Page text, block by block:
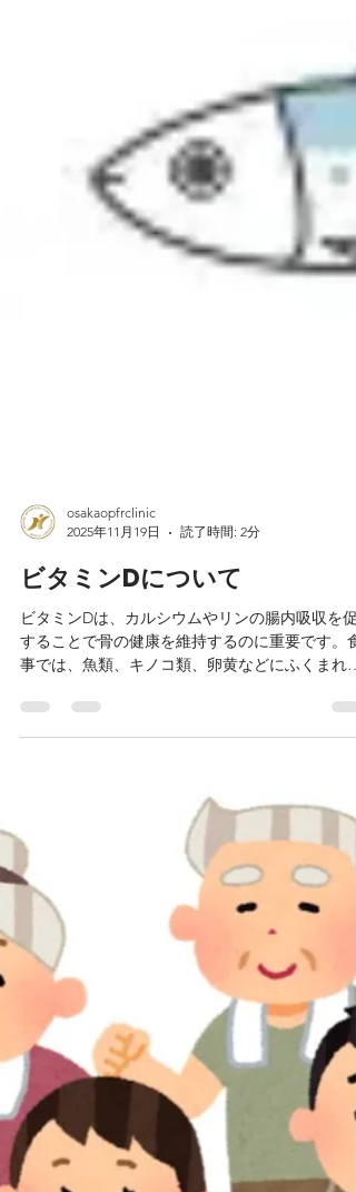
2025年11月19日
読了時間: 2分
ビタミンDについて
ビタミンDは、カルシウムやリンの腸内吸収を促
れます。しかし、２０２３年の東京慈恵会医科大
学の調査では、東京都で調査した人の98％がビタ
ミンD不足であったとのことです。 また、ビタミ
ンDは筋肉にも作用して転倒予防にも効果がある
能性も指摘されています。さらに最近の報告で
は、ビタミンDが老化を防ぐ可能性も報告されて
ます。このことをちょっと詳しく説明すると、各
細胞の遺伝情報を保持している染色体には、その
末端に染色体を保護するテロメアという組織があ
ります。このテロメアは細胞分裂のたびに少しず
つ短くなり、テロメアがある長さ以下になると細
胞分裂が起こらず、細胞老化の進んだ状態にある
と考えられます。アメリカでの研究で、ビタミ
のサプリを飲んでいた人が、飲まなかった人より
統計学的に有意にテロメアが長かったのです。つ
まり、ビタミンDが細胞の老化を防ぐ可能性が考
られるのです。 さらに、腰痛にもビタミンDが関